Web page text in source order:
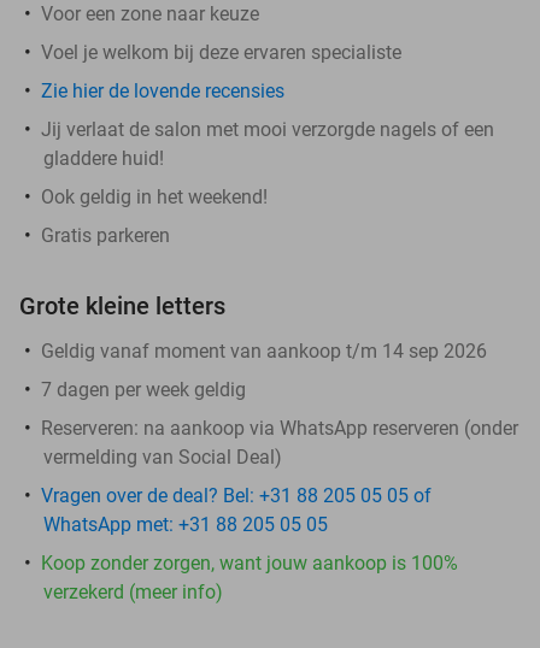
Voor een zone naar keuze
Voel je welkom bij deze ervaren specialiste
Zie hier de lovende recensies
Jij verlaat de salon met mooi verzorgde nagels of een
gladdere huid!
Ook geldig in het weekend!
Gratis parkeren
Grote kleine letters
Geldig vanaf moment van aankoop t/m 14 sep 2026
7 dagen per week geldig
Reserveren: na aankoop via WhatsApp reserveren (onder
vermelding van Social Deal)
Vragen over de deal? Bel: +31 88 205 05 05 of
WhatsApp met: +31 88 205 05 05
Koop zonder zorgen, want jouw aankoop is 100%
verzekerd (meer info)